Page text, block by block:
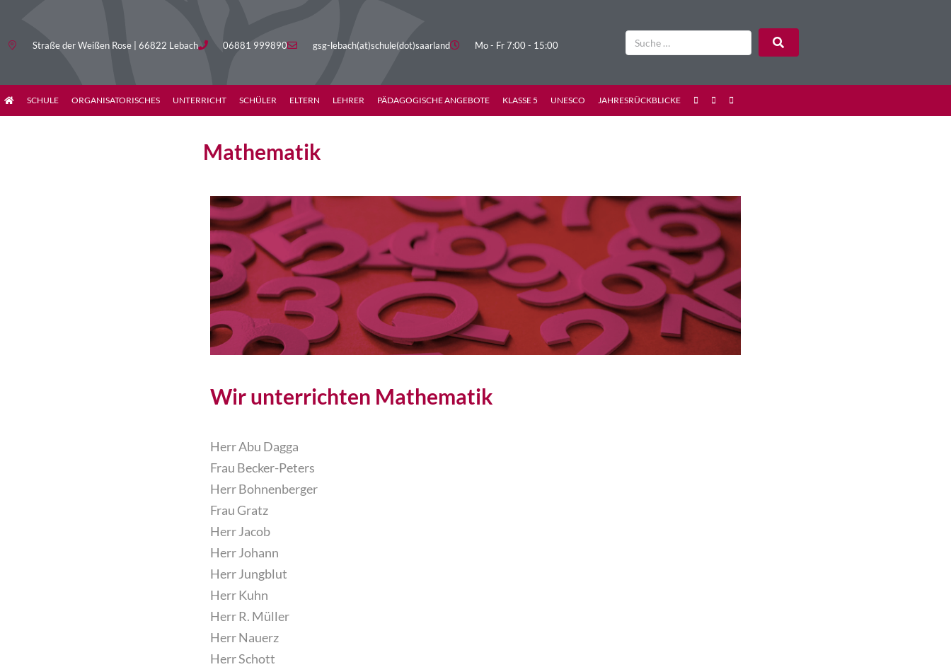
Straße der Weißen Rose | 66822 Lebach 06881 999890 gsg-lebach(at)schule(dot)saarland Mo - Fr 7:00 - 15:00
SCHULE ORGANISATORISCHES UNTERRICHT SCHÜLER ELTERN LEHRER PÄDAGOGISCHE ANGEBOTE KLASSE 5 UNESCO JAHRESRÜCKBLICKE
Mathematik
Wir unterrichten Mathematik
Herr Abu Dagga
Frau Becker-Peters
Herr Bohnenberger
Frau Gratz
Herr Jacob
Herr Johann
Herr Jungblut
Herr Kuhn
Herr R. Müller
Herr Nauerz
Herr Schott